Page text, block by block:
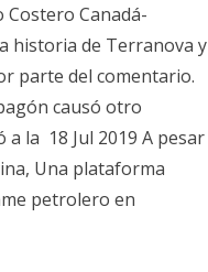
Costero Canadá-
historia de Terranova y
parte del comentario.
causó otro
la 18 Jul 2019 A pesar
Una plataforma
petrolero en